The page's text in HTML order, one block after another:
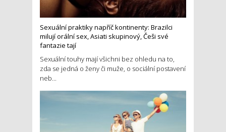
Sexuální praktiky napříč kontinenty: Brazilci
milují orální sex, Asiati skupinový, Češi své
fantazie tají
Sexuální touhy mají všichni bez ohledu na to,
zda se jedná o ženy či muže, o sociální postavení
neb...